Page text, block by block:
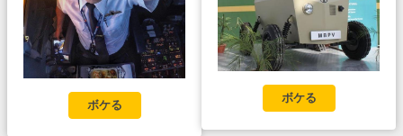
ボケる
ボケる